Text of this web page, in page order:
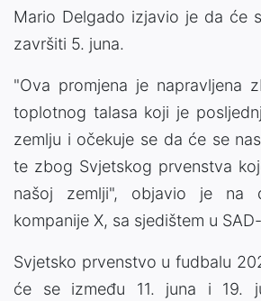
Mario Delgado izjavio je da će
završiti 5. juna.
"Ova promjena je napravljena
toplotnog talasa koji je
zemlju i očekuje se da će se
te zbog Svjetskog prvenstva
našoj zemlji", objavio je na
kompanije X, sa sjedištem u
Svjetsko prvenstvo u fudbalu
će se između 11. juna i 19.